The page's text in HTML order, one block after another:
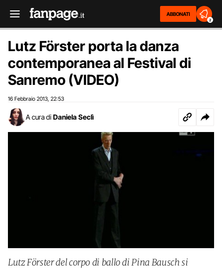
ABBONATI
2
Lutz Förster porta la danza
contemporanea al Festival di
Sanremo (VIDEO)
16 Febbraio 2013 22:53
A cura di Daniela Seclì
Lutz Förster del corpo di ballo di Pina Bausch si